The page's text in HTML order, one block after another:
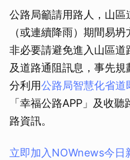
公路局籲請用路人，山
（或連續降雨）期間易
非必要請避免進入山區
及道路通阻訊息，事先
分利用公路局智慧化省道
「幸福公路APP」及收
路資訊。
立即加入NOWnews今⽇